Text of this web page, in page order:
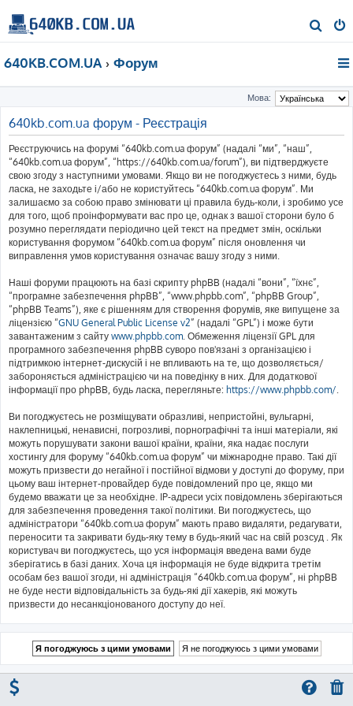
о
к
640KB.COM.UA Форум
Мова:
640kb.com.ua форум - Реєстрація
Реєструючись на форумі “640kb.com.ua форум” (надалі “ми”, “наш”,
“640kb.com.ua форум”, “https://640kb.com.ua/forum”), ви підтверджуєте
свою згоду з наступними умовами. Якщо ви не погоджуєтесь з ними, будь
ласка, не заходьте і/або не користуйтесь “640kb.com.ua форум”. Ми
залишаємо за собою право змінювати ці правила будь-коли, і зробимо усе
для того, щоб проінформувати вас про це, однак з вашої сторони було б
розумно переглядати періодично цей текст на предмет змін, оскільки
користування форумом “640kb.com.ua форум” після оновлення чи
виправлення умов користування означає вашу згоду з ними.
Наші форуми працюють на базі скрипту phpBB (надалі “вони”, “їхнє”,
“програмне забезпечення phpBB”, “www.phpbb.com”, “phpBB Group”,
“phpBB Teams”), яке є рішенням для створення форумів, яке випущене за
ліцензією “GNU General Public License v2” (надалі “GPL”) і може бути
завантаженим з сайту www.phpbb.com. Обмеження ліцензії GPL для
програмного забезпечення phpBB суворо пов'язані з організацією і
підтримкою інтернет-дискусій і не впливають на те, що дозволяється/
забороняється адміністрацією чи на поведінку в них. Для додаткової
інформації про phpBB, будь ласка, перегляньте: https://www.phpbb.com/.
Ви погоджуєтесь не розміщувати образливі, непристойні, вульгарні,
наклепницькі, ненависні, погрозливі, порнографічні та інші матеріали, які
можуть порушувати закони вашої країни, країни, яка надає послуги
хостингу для форуму “640kb.com.ua форум” чи міжнародне право. Такі дії
можуть призвести до негайної і постійної відмови у доступі до форуму, при
цьому ваш інтернет-провайдер буде повідомлений про це, якщо ми
будемо вважати це за необхідне. IP-адреси усіх повідомлень зберігаються
для забезпечення проведення такої політики. Ви погоджуєтесь, що
адміністратори “640kb.com.ua форум” мають право видаляти, редагувати,
переносити та закривати будь-яку тему в будь-який час на свій розсуд . Як
користувач ви погоджуєтесь, що уся інформація введена вами буде
зберігатись в базі даних. Хоча ця інформація не буде відкрита третім
особам без вашої згоди, ні адміністрація “640kb.com.ua форум”, ні phpBB
не буде нести відповідальність за будь-які дії хакерів, які можуть
призвести до несанкціонованого доступу до неї.